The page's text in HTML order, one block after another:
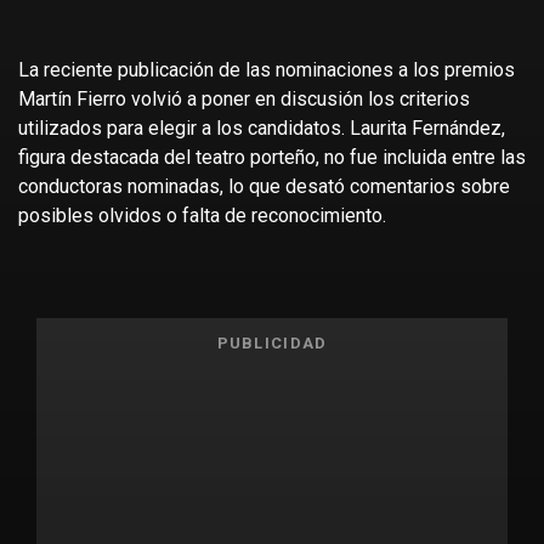
La reciente publicación de las nominaciones a los premios
Martín Fierro volvió a poner en discusión los criterios
utilizados para elegir a los candidatos. Laurita Fernández,
figura destacada del teatro porteño, no fue incluida entre las
conductoras nominadas, lo que desató comentarios sobre
posibles olvidos o falta de reconocimiento.
PUBLICIDAD